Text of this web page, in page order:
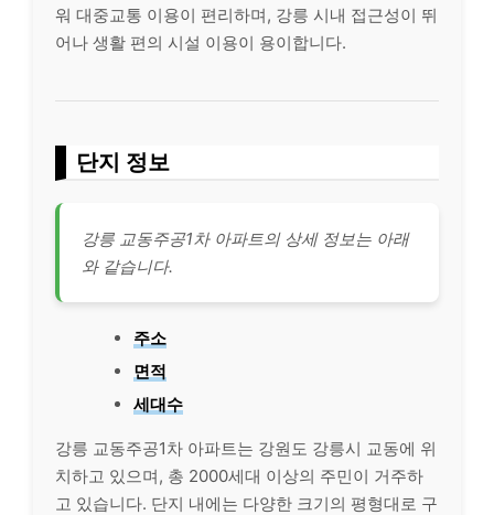
워 대중교통 이용이 편리하며, 강릉 시내 접근성이 뛰
어나 생활 편의 시설 이용이 용이합니다.
단지 정보
강릉 교동주공1차 아파트의 상세 정보는 아래
와 같습니다.
주소
면적
세대수
강릉 교동주공1차 아파트는 강원도 강릉시 교동에 위
치하고 있으며, 총 2000세대 이상의 주민이 거주하
고 있습니다. 단지 내에는 다양한 크기의 평형대로 구